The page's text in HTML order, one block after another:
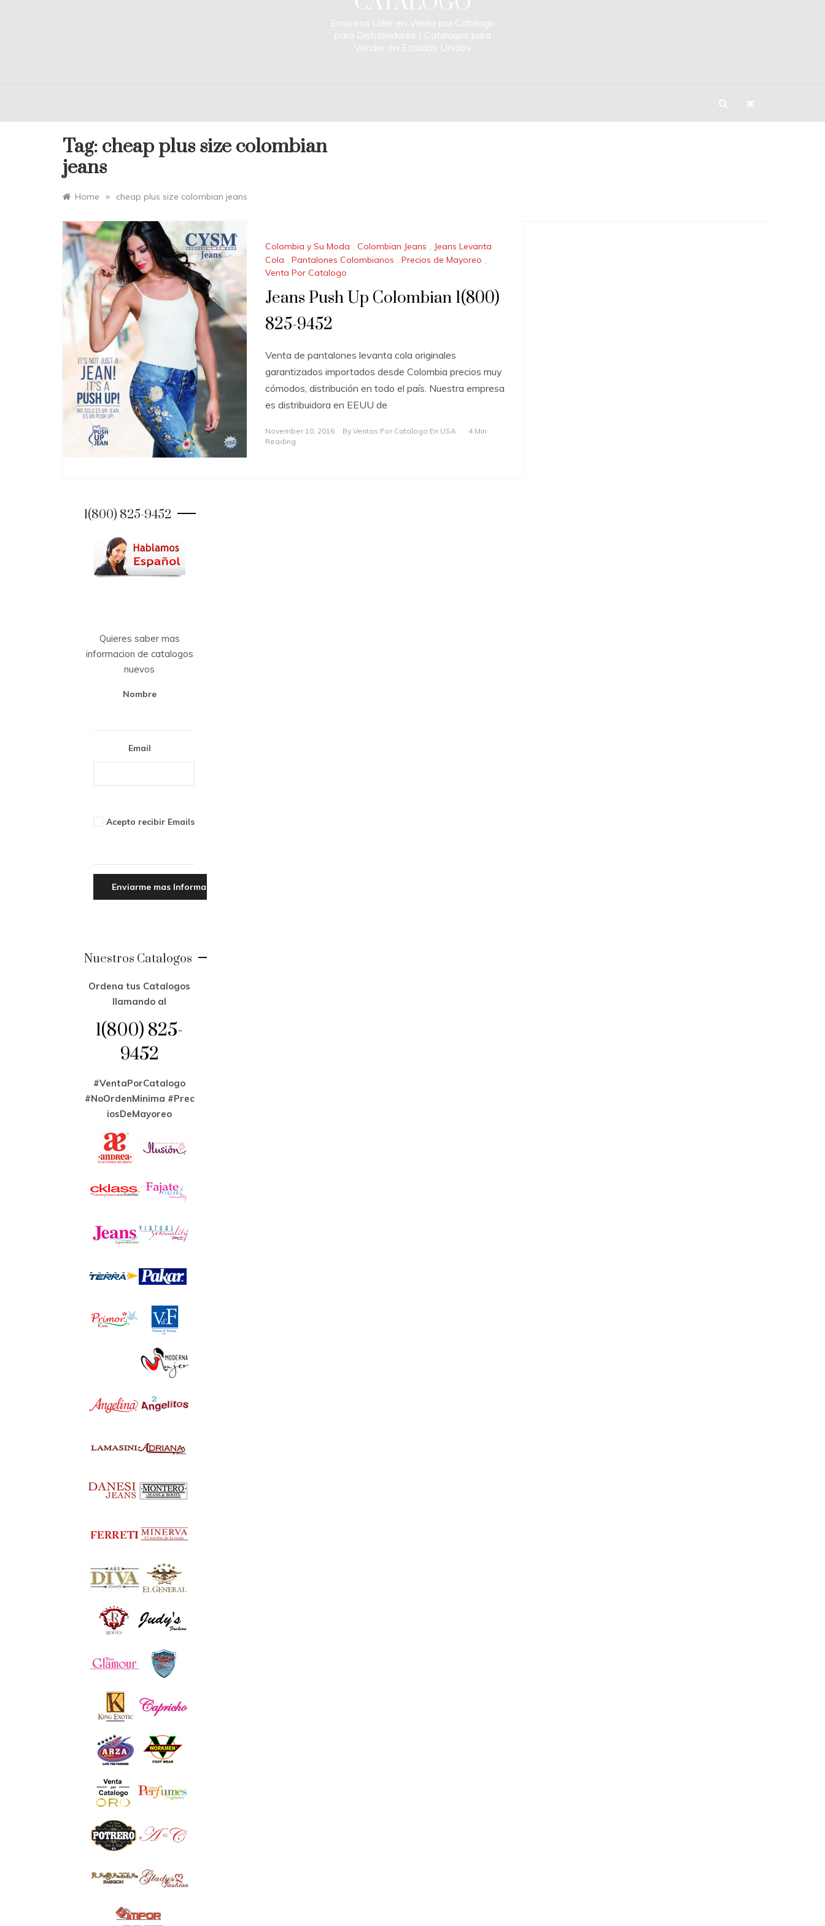
Empresa Lider en Venta por Catalogo
para Distribuidores | Catalogos para
Vender en Estados Unidos
Tag: cheap plus size colombian
jeans
Home » cheap plus size colombian jeans
Colombia y Su Moda , Colombian Jeans , Jeans Levanta
Cola , Pantalones Colombianos , Precios de Mayoreo ,
Venta Por Catalogo
Jeans Push Up Colombian 1(800)
825-9452
Venta de pantalones levanta cola originales
garantizados importados desde Colombia precios muy
cómodos, distribución en todo el país. Nuestra empresa
es distribuidora en EEUU de
November 10, 2016 By Ventas Por Catalogo En USA
4 Min
Reading
1(800) 825-9452
Quieres saber mas
informacion de catalogos
nuevos
Nombre
Email
Acepto recibir Emails
Nuestros Catalogos
Ordena tus Catalogos
llamando al
1(800) 825-
9452
#VentaPorCatalogo
#NoOrdenMinima #Prec
iosDeMayoreo